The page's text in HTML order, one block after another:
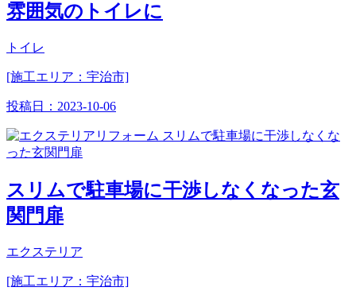
雰囲気のトイレに
トイレ
[施工エリア：宇治市]
投稿日： 2023-10-06
スリムで駐車場に干渉しなくなった玄
関門扉
エクステリア
[施工エリア：宇治市]